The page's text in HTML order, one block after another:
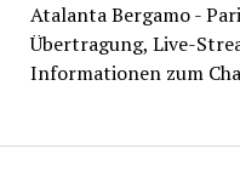
Atalanta Bergamo -
Übertragung, Live-
Informationen zum